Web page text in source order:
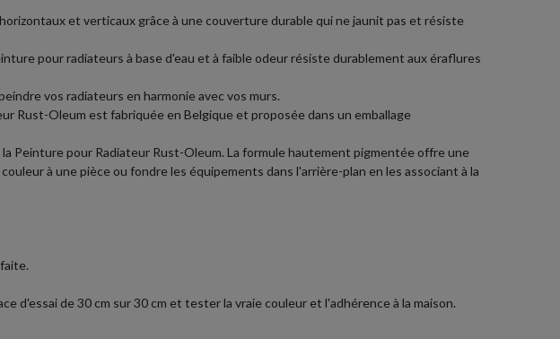
et verticaux grâce à une couverture durable qui ne jaunit pas et résiste
pour radiateurs à base d'eau et à faible odeur résiste durablement aux éraflures
vos radiateurs en harmonie avec vos murs.
Rust-Oleum est fabriquée en Belgique et proposée dans un emballage
Peinture pour Radiateur Rust-Oleum. La formule hautement pigmentée offre une
à une pièce ou fondre les équipements dans l'arrière-plan en les associant à la
de 30 cm sur 30 cm et tester la vraie couleur et l'adhérence à la maison.